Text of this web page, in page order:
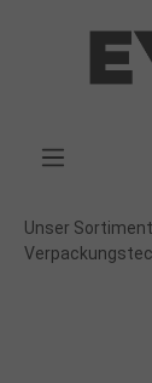
Unser Sortiment